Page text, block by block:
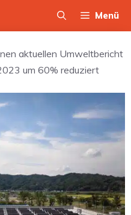
Menü
aktuellen Umweltbericht
um 60% reduziert